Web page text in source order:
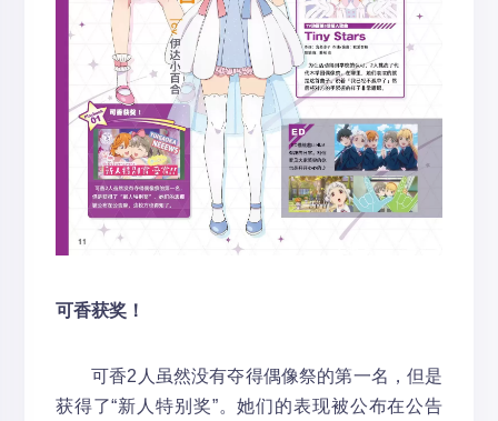
可香获奖！
可香2人虽然没有夺得偶像祭的第一名，但是
获得了“新人特别奖”。她们的表现被公布在公告